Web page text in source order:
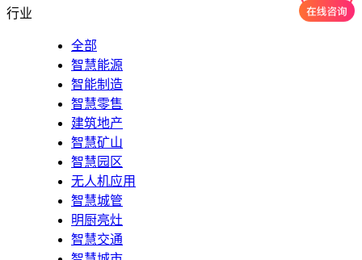
行业
全部
智慧能源
智能制造
智慧零售
建筑地产
智慧矿山
智慧园区
无人机应用
智慧城管
明厨亮灶
智慧交通